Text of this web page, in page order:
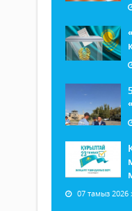
07 тамыз 2026